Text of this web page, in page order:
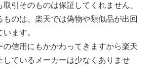
引そのものは保証してくれません。
ものは、楽天では偽物や類似品が出回
ます。
の信用にもかかわってきますから楽天
しているメーカーは少なくありませ